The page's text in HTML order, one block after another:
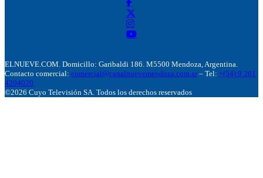
ELNUEVE.COM. Domicillo: Garibaldi 186. M5500 Mendoza, Argentina.
Contacto comercial: comercial@canalnuevemendoza.com.ar – Tel: +(54) 9 261
4204020
©2026 Cuyo Televisión SA. Todos los derechos reservados